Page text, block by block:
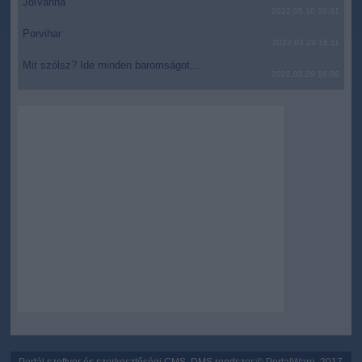
Porvihar
Mit szólsz? Ide minden baromságot...